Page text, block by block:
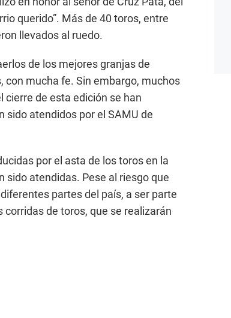
querido”. Más de 40 toros, entre
llevados al ruedo.
de los mejores granjas de
con mucha fe. Sin embargo, muchos
cierre de esta edición se han
sido atendidos por el SAMU de
por el asta de los toros en la
sido atendidas. Pese al riesgo que
partes del país, a ser parte
de toros, que se realizarán